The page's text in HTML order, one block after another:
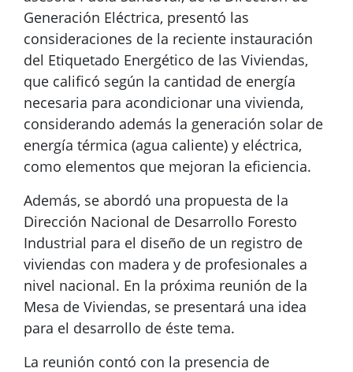
Generación Eléctrica, presentó las
consideraciones de la reciente instauración
del Etiquetado Energético de las Viviendas,
que calificó según la cantidad de energía
necesaria para acondicionar una vivienda,
considerando además la generación solar de
energía térmica (agua caliente) y eléctrica,
como elementos que mejoran la eficiencia.
Además, se abordó una propuesta de la
Dirección Nacional de Desarrollo Foresto
Industrial para el diseño de un registro de
viviendas con madera y de profesionales a
nivel nacional. En la próxima reunión de la
Mesa de Viviendas, se presentará una idea
para el desarrollo de éste tema.
La reunión contó con la presencia de